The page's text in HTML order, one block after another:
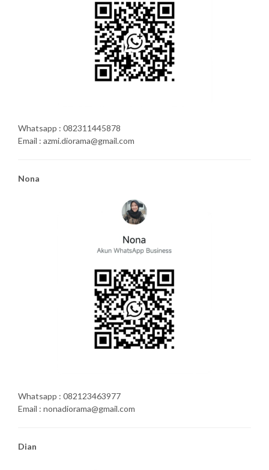
Whatsapp : 082311445878
Email : azmi.diorama@gmail.com
Nona
Whatsapp : 082123463977
Email : nonadiorama@gmail.com
Dian